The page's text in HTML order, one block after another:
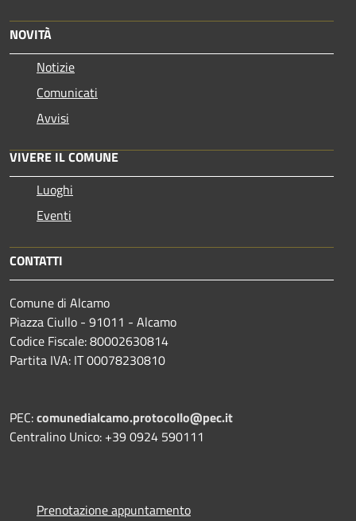
NOVITÀ
Notizie
Comunicati
Avvisi
VIVERE IL COMUNE
Luoghi
Eventi
CONTATTI
Comune di Alcamo
Piazza Ciullo - 91011 - Alcamo
Codice Fiscale: 80002630814
Partita IVA: IT 00078230810
PEC:comunedialcamo.protocollo@pec.it
Centralino Unico: +39 0924 590111
Prenotazione appuntamento